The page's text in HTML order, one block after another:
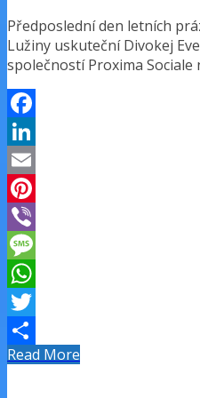
Předposlední den letních
Lužiny uskuteční Divokej
společností Proxima Sociale
Facebook
LinkedIn
Email
Pinterest
Viber
Message
WhatsApp
Twitter
Share
Read More